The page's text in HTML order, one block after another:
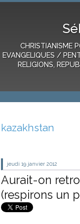
CHRISTIANISME
EVANGELIQUES /
RELIGIONS,
kazakhstan
jeudi 19 janvier 2012
Aurait-on
(respirons un